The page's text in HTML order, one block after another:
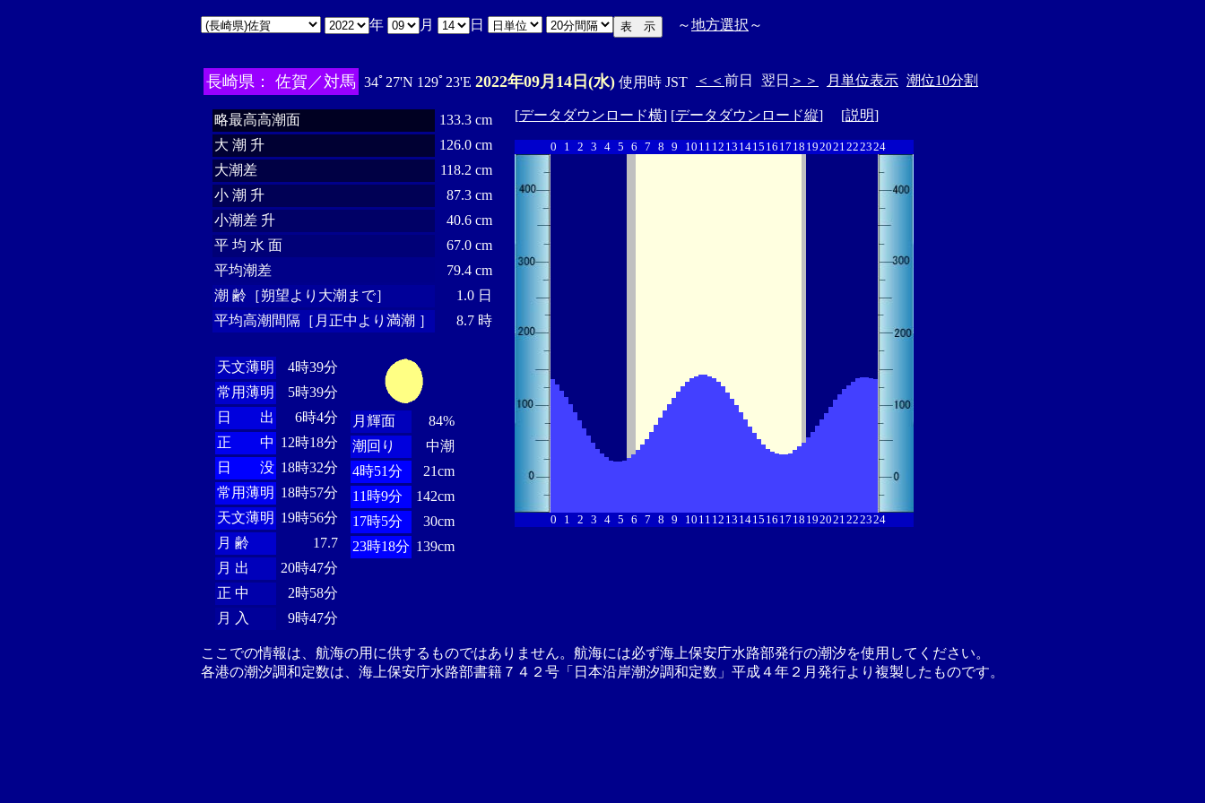
年 月 日 ～地方選択 ～
長崎県： 佐賀／対馬 34ﾟ27'N 129ﾟ23'E 2022年09月14日(水) 使用時 JST ＜＜ 前日 翌日 ＞＞ 月単位表示 潮位10分割
略最高高潮面
133.3 cm
大 潮 升
126.0 cm
大潮差
118.2 cm
小 潮 升
87.3 cm
小潮差 升
40.6 cm
平 均 水 面
67.0 cm
平均潮差
79.4 cm
潮 齢［朔望より大潮まで］
1.0 日
平均高潮間隔［月正中より満潮 ］
8.7 時
天文薄明
4時39分
常用薄明
5時39分
日 出
6時4分
正 中 12時18分
日 没 18時32分
常用薄明 18時57分
天文薄明 19時56分
月 齢
17.7
月 出
20時47分
正 中
2時58分
月 入
9時47分
月輝面
84%
潮回り
中潮
4時51分
21cm
11時9分
142cm
17時5分
30cm
23時18分 139cm
[データダウンロード横] [データダウンロード縦] [説明]
0 1 2 3 4 5 6 7 8 9 10 11 12 13 1415 16 17 18 192021222324
0 1 2 3 4 5 6 7 8 9 10 11 12 13 1415 16 17 18 192021222324
ここでの情報は、航海の用に供するものではありません。航海には必ず海上保安庁水路部発行の潮汐を使用してください。
各港の潮汐調和定数は、海上保安庁水路部書籍７４２号「日本沿岸潮汐調和定数」平成４年２月発行より複製したものです。